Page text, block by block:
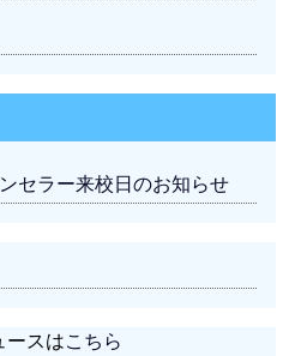
セラー来校日のお知らせ
ースはこちら